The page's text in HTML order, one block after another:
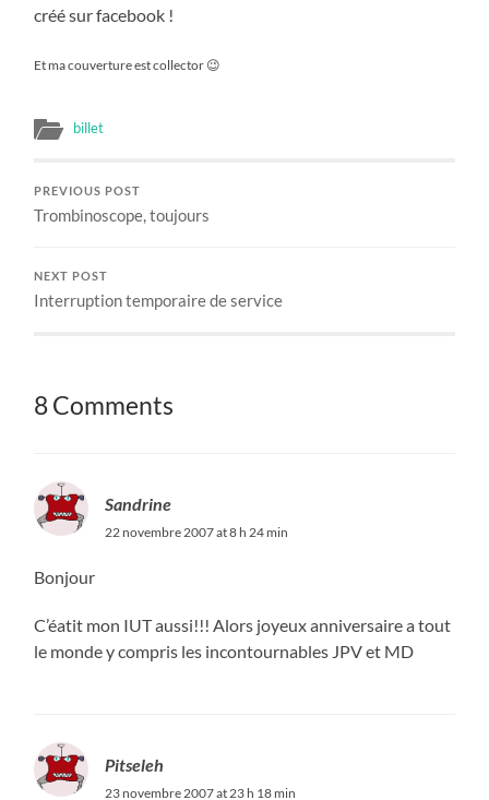
créé sur facebook !
Et ma couverture est collector 😉
billet
PREVIOUS POST
Trombinoscope, toujours
NEXT POST
Interruption temporaire de service
8 Comments
Sandrine
22 novembre 2007 at 8 h 24 min
Bonjour
C’éatit mon IUT aussi!!! Alors joyeux anniversaire a tout
le monde y compris les incontournables JPV et MD
Pitseleh
23 novembre 2007 at 23 h 18 min